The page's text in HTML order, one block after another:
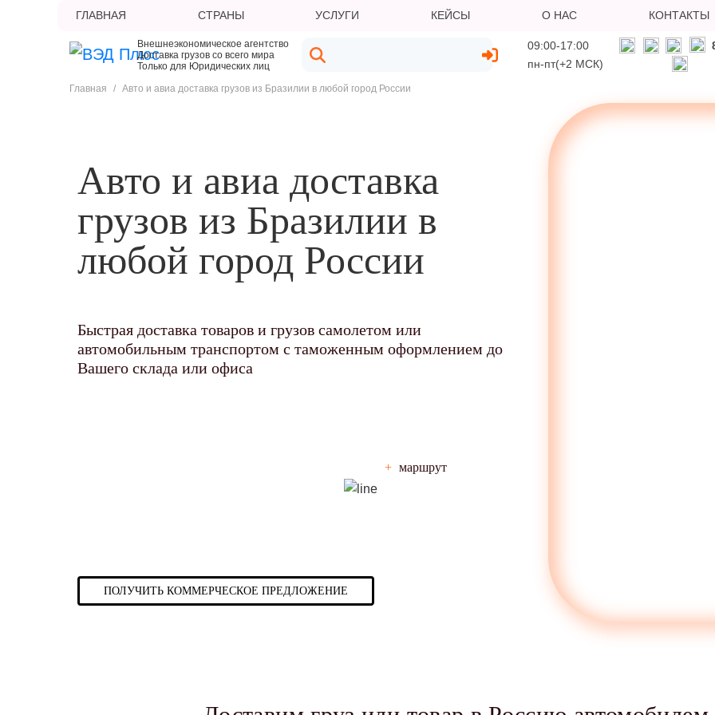
ГЛАВНАЯ СТРАНЫ УСЛУГИ КЕЙСЫ О НАС КОНТАКТЫ
Внешнеэкономическое агентство
Доставка грузов со всего мира
Только для Юридических лиц
09:00-17:00
пн-пт(+2 МСК)
Главная / Авто и авиа доставка грузов из Бразилии в любой город России
Авто и авиа доставка
грузов из Бразилии в
любой город России
Быстрая доставка товаров и грузов самолетом или
автомобильным транспортом с таможенным оформлением до
Вашего склада или офиса
+ маршрут
ПОЛУЧИТЬ КОММЕРЧЕСКОЕ ПРЕДЛОЖЕНИЕ